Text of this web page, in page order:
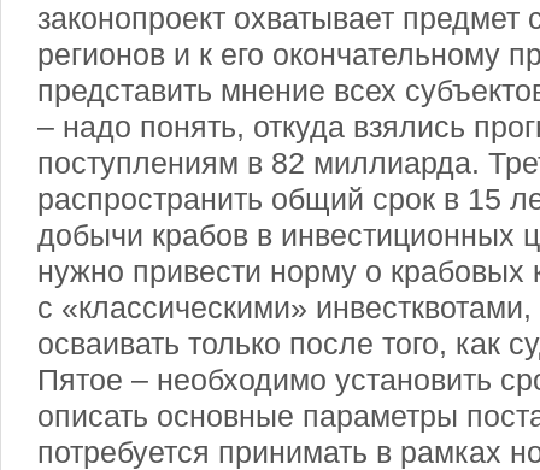
законопроект охватывает предмет
регионов и к его окончательному
представить мнение всех
– надо понять, откуда взялись
поступлениям в 82 миллиарда.
распространить общий срок в 15
добычи крабов в инвестиционных
нужно привести норму о крабовых
с «классическими»
осваивать только после того, как
Пятое – необходимо установить
описать основные параметры
потребуется принимать в рамках